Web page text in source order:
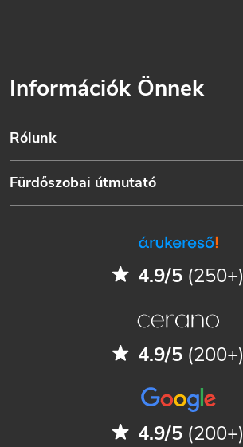
Információk Önnek
Rólunk
Fürdőszobai útmutató
4.9/5 (250+)
4.9/5 (200+)
4.9/5 (200+)